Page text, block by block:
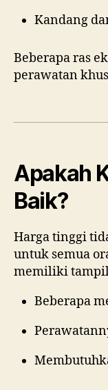
Kandang
Beberapa ras
perawatan
Apakah
Baik?
Harga tinggi
untuk semua
memiliki
Beberapa